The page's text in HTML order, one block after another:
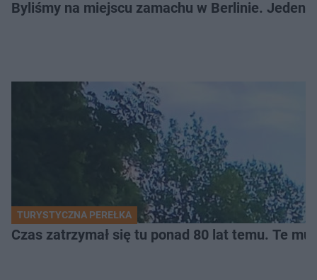
Byliśmy na miejscu zamachu w Berlinie. Jeden
TURYSTYCZNA PEREŁKA
Czas zatrzymał się tu ponad 80 lat temu. Te